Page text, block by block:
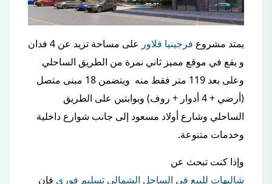
يمتد مشروع فرجينيا فلاور
على مساحة تزيد عن 4 فدان
و يقع في موقع مميز ثاني نمرة من الطريق الساحلي
وعلى بعد 119 متر فقط منه ويتضمن 18 مبنى متصل
(أرضي + 4 أدوار + روف) وبوابتين على الطريق
الساحلي وشارع أولاد مسعود إلى جانب شوارع داخلية
وخدمات متنوعة.
وإذا كنت تبحث عن
شاليهات للبيع في الساحل الشمالي تسليم فوري فإن